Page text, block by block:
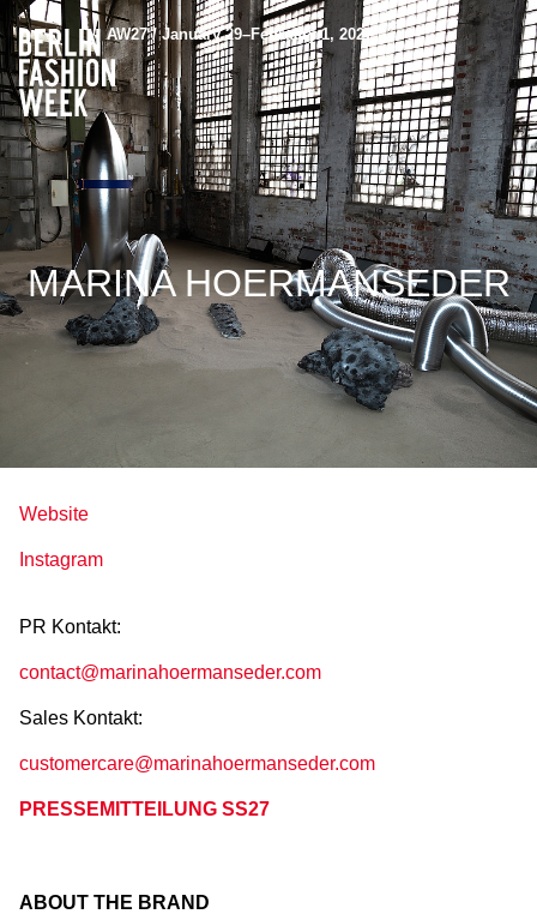
AW27 / January 29–February 1, 2027
MARINA HOERMANSEDER
Website
Instagram
PR Kontakt:
contact@marinahoermanseder.com
Sales Kontakt:
customercare@marinahoermanseder.com
PRESSEMITTEILUNG SS27
ABOUT THE BRAND